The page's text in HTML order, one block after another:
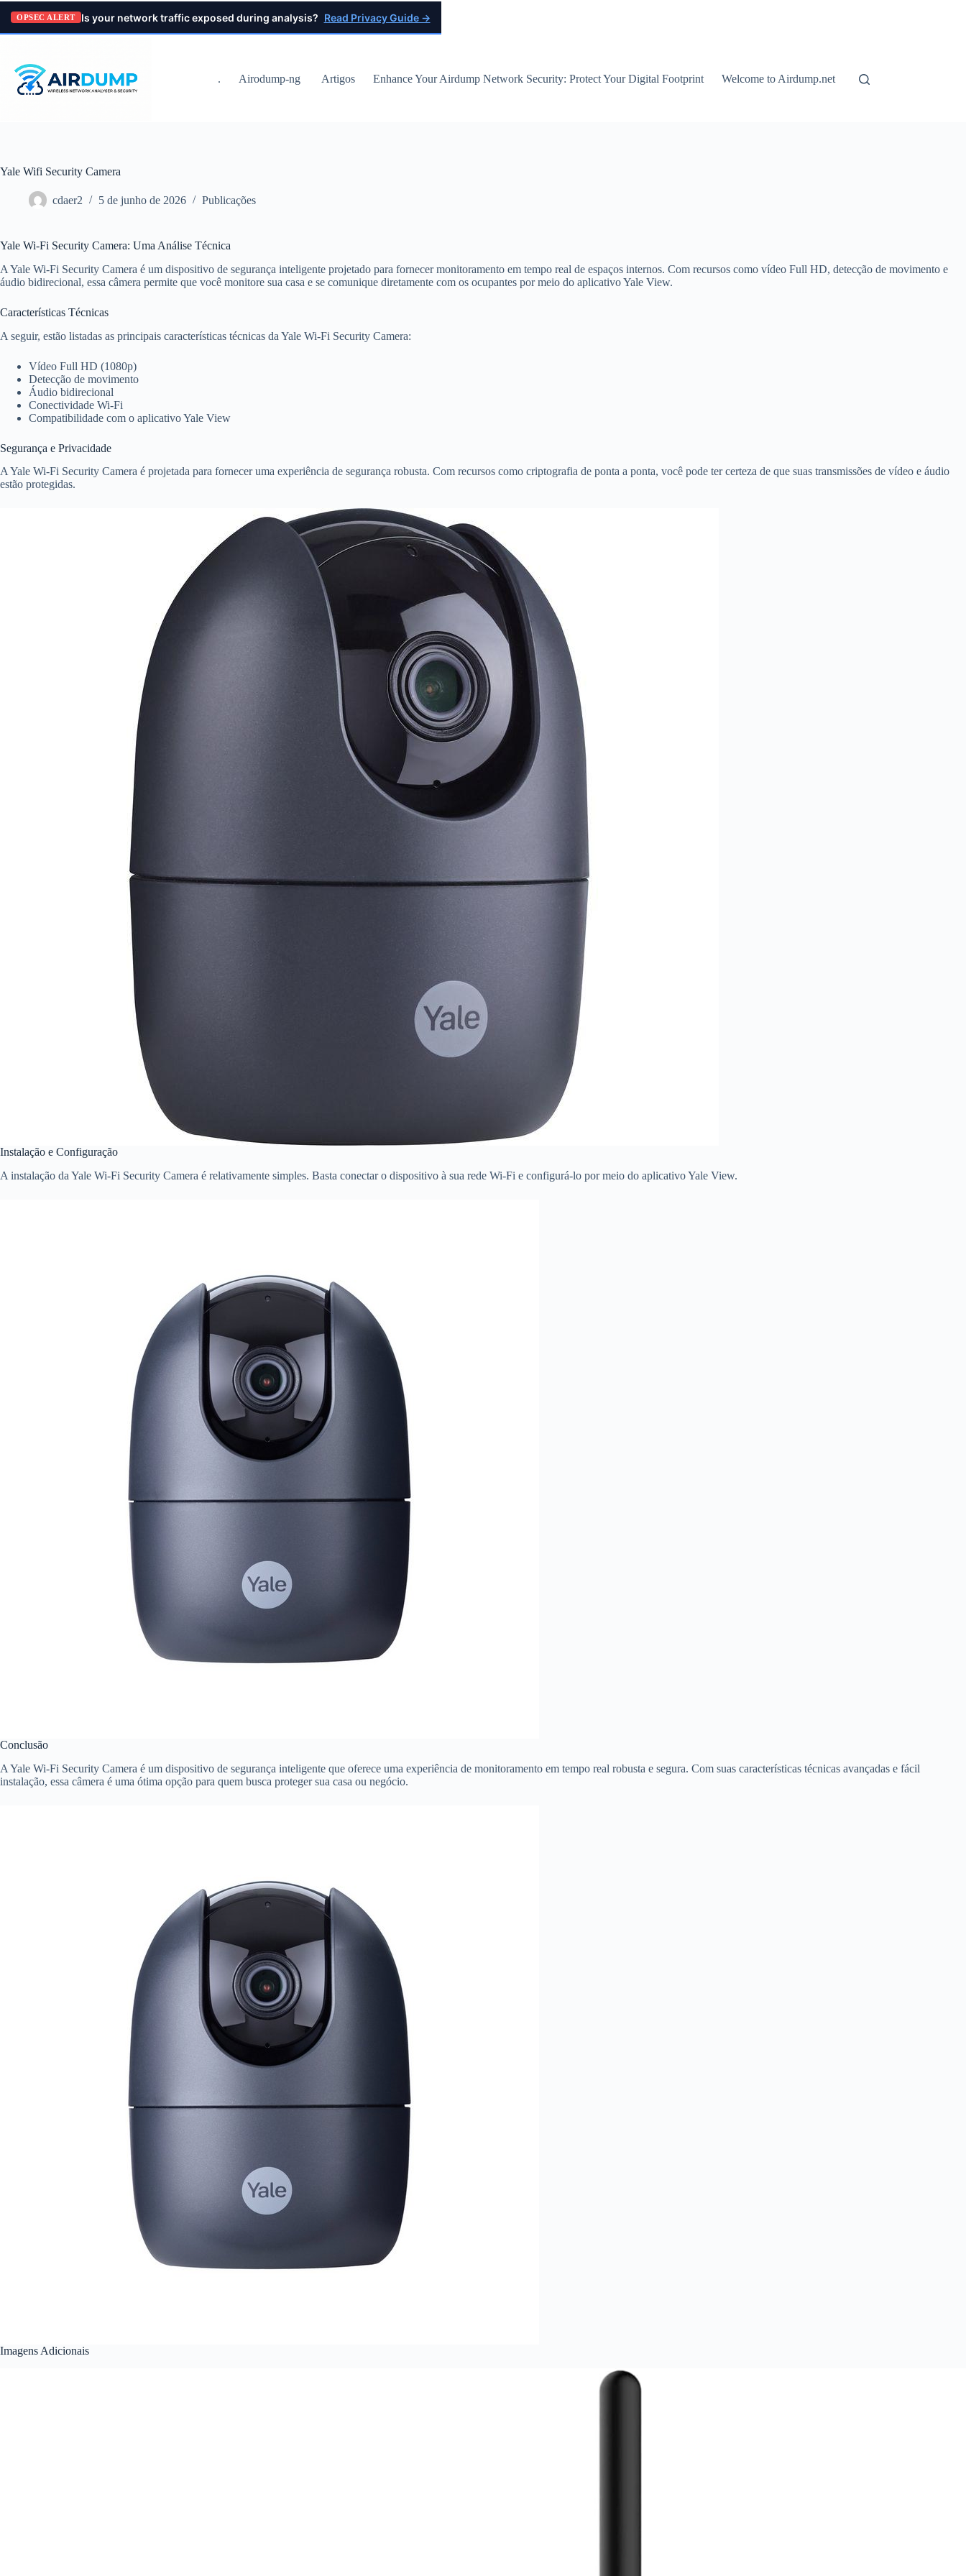
Pular
para
o
OPSEC ALERT Is your network traffic exposed during analysis? Read Privacy Guide →
. Airodump-ng Artigos Enhance Your Airdump Network Security: Protect Your Digital Footprint Welcome to Airdump.net
Yale Wifi Security Camera
cdaer2 5 de junho de 2026 Publicações
Yale Wi-Fi Security Camera: Uma Análise Técnica
A Yale Wi-Fi Security Camera é um dispositivo de segurança inteligente projetado para fornecer monitoramento em tempo real de espaços internos. Com recursos como vídeo Full HD, detecção de movimento e
áudio bidirecional, essa câmera permite que você monitore sua casa e se comunique diretamente com os ocupantes por meio do aplicativo Yale View.
Características Técnicas
A seguir, estão listadas as principais características técnicas da Yale Wi-Fi Security Camera:
Vídeo Full HD (1080p)
Detecção de movimento
Áudio bidirecional
Conectividade Wi-Fi
Compatibilidade com o aplicativo Yale View
Segurança e Privacidade
A Yale Wi-Fi Security Camera é projetada para fornecer uma experiência de segurança robusta. Com recursos como criptografia de ponta a ponta, você pode ter certeza de que suas transmissões de vídeo e áudio
estão protegidas.
Instalação e Configuração
A instalação da Yale Wi-Fi Security Camera é relativamente simples. Basta conectar o dispositivo à sua rede Wi-Fi e configurá-lo por meio do aplicativo Yale View.
Conclusão
A Yale Wi-Fi Security Camera é um dispositivo de segurança inteligente que oferece uma experiência de monitoramento em tempo real robusta e segura. Com suas características técnicas avançadas e fácil
instalação, essa câmera é uma ótima opção para quem busca proteger sua casa ou negócio.
Imagens Adicionais